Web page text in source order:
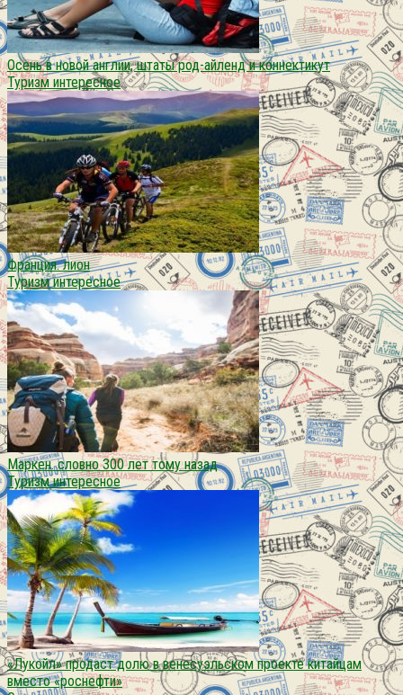
Осень в новой англии, штаты род-айленд и коннектикут
Туризм интересное
Франция. лион
Туризм интересное
Мaркен. словно 300 лет тому назад
Туризм интересное
«Лукойл» продаст долю в венесуэльском проекте китайцам
вместо «роснефти»